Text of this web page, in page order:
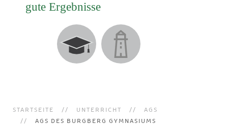
gute Ergebnisse
STARTSEITE UNTERRICHT
AGS
AGS DES BURGBERG GYMNASIUMS